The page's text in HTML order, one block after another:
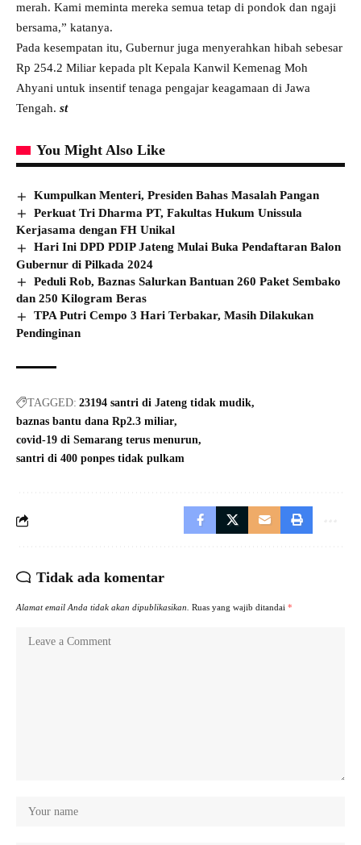
merah. Kami meminta mereka semua tetap di pondok dan ngaji
bersama,” katanya.
Pada kesempatan itu, Gubernur juga menyerahkan hibah sebesar
Rp 254.2 Miliar kepada plt Kepala Kanwil Kemenag Moh
Ahyani untuk insentif tenaga pengajar keagamaan di Jawa
Tengah. st
You Might Also Like
Kumpulkan Menteri, Presiden Bahas Masalah Pangan
Perkuat Tri Dharma PT, Fakultas Hukum Unissula
Kerjasama dengan FH Unikal
Hari Ini DPD PDIP Jateng Mulai Buka Pendaftaran Balon
Gubernur di Pilkada 2024
Peduli Rob, Baznas Salurkan Bantuan 260 Paket Sembako
dan 250 Kilogram Beras
TPA Putri Cempo 3 Hari Terbakar, Masih Dilakukan
Pendinginan
TAGGED: 23194 santri di Jateng tidak mudik
baznas bantu dana Rp2.3 miliar
covid-19 di Semarang terus menurun
santri di 400 ponpes tidak pulkam
Tidak ada komentar
Alamat email Anda tidak akan dipublikasikan. Ruas yang wajib ditandai *